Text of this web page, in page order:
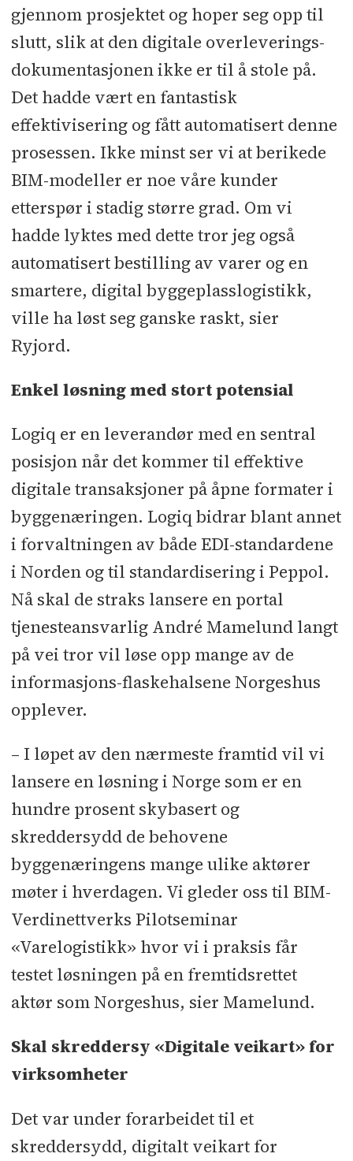
gjennom prosjektet og hoper seg opp til
slutt, slik at den digitale overleverings-
dokumentasjonen ikke er til å stole på.
Det hadde vært en fantastisk
effektivisering og fått automatisert denne
prosessen. Ikke minst ser vi at berikede
BIM-modeller er noe våre kunder
etterspør i stadig større grad. Om vi
hadde lyktes med dette tror jeg også
automatisert bestilling av varer og en
smartere, digital byggeplasslogistikk,
ville ha løst seg ganske raskt, sier
Ryjord.
Enkel løsning med stort potensial
Logiq er en leverandør med en sentral
posisjon når det kommer til effektive
digitale transaksjoner på åpne formater i
byggenæringen. Logiq bidrar blant annet
i forvaltningen av både EDI-standardene
i Norden og til standardisering i Peppol.
Nå skal de straks lansere en portal
tjenesteansvarlig André Mamelund langt
på vei tror vil løse opp mange av de
informasjons-flaskehalsene Norgeshus
opplever.
– I løpet av den nærmeste framtid vil vi
lansere en løsning i Norge som er en
hundre prosent skybasert og
skreddersydd de behovene
byggenæringens mange ulike aktører
møter i hverdagen. Vi gleder oss til BIM-
Verdinettverks Pilotseminar
«Varelogistikk» hvor vi i praksis får
testet løsningen på en fremtidsrettet
aktør som Norgeshus, sier Mamelund.
Skal skreddersy «Digitale veikart» for
virksomheter
Det var under forarbeidet til et
skreddersydd, digitalt veikart for